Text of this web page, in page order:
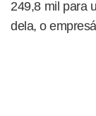
249,8 mil para
dela, o